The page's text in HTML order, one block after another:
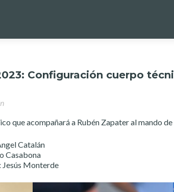
Configuración cuerpo
que acompañará a Rubén Zapater al mando
Catalán
Casabona
Jesús Monterde